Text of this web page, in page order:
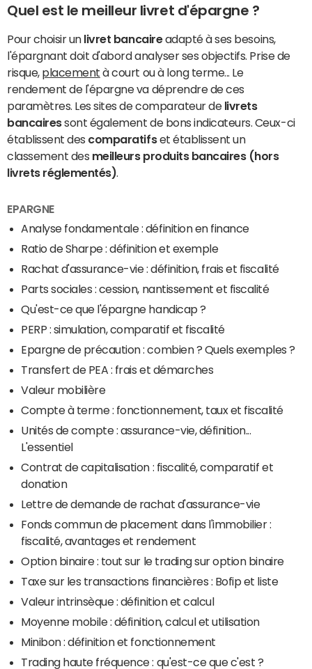
Quel est le meilleur livret d'épargne ?
Pour choisir un livret bancaireadapté à ses besoins,
l'épargnant doit d'abord analyser ses objectifs. Prise de
risque, placement à court ou à long terme... Le
rendement de l'épargne va déprendre de ces
paramètres. Les sites de comparateur de livrets
bancairessont également de bons indicateurs. Ceux-ci
établissent des comparatifset établissent un
classement des meilleurs produits bancaires (hors
livrets réglementés)
EPARGNE
Analyse fondamentale : définition en finance
Ratio de Sharpe : définition et exemple
Rachat d'assurance-vie : définition, frais et fiscalité
Parts sociales : cession, nantissement et fiscalité
Qu'est-ce que l'épargne handicap ?
PERP : simulation, comparatif et fiscalité
Epargne de précaution : combien ? Quels exemples ?
Transfert de PEA : frais et démarches
Valeur mobilière
Compte à terme : fonctionnement, taux et fiscalité
Unités de compte : assurance-vie, définition...
L'essentiel
Contrat de capitalisation : fiscalité, comparatif et
donation
Lettre de demande de rachat d'assurance-vie
Fonds commun de placement dans l'immobilier :
fiscalité, avantages et rendement
Option binaire : tout sur le trading sur option binaire
Taxe sur les transactions financières : Bofip et liste
Valeur intrinsèque : définition et calcul
Moyenne mobile : définition, calcul et utilisation
Minibon : définition et fonctionnement
Trading haute fréquence : qu'est-ce que c'est ?